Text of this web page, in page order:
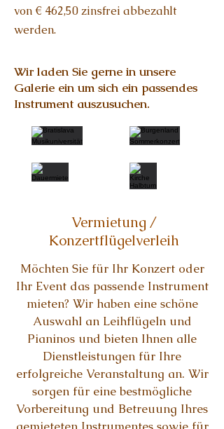
von € 462,50 zinsfrei abbezahlt
werden.
Wir laden Sie gerne in unsere
Galerie ein um sich ein passendes
Instrument auszusuchen.
Vermietung /
Konzertflügelverleih
Möchten Sie für Ihr Konzert oder
Ihr Event das passende Instrument
mieten? Wir haben eine schöne
Auswahl an Leihflügeln und
Pianinos und bieten Ihnen alle
Dienstleistungen für Ihre
erfolgreiche Veranstaltung an. Wir
sorgen für eine bestmögliche
Vorbereitung und Betreuung Ihres